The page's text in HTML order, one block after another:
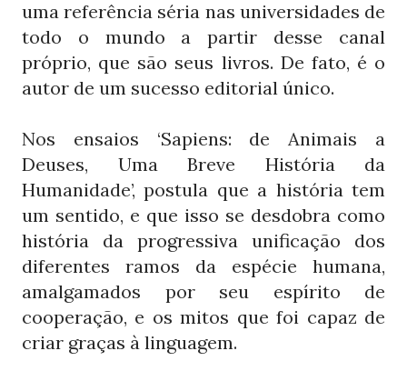
uma referência séria nas universidades de
todo o mundo a partir desse canal
próprio, que são seus livros. De fato, é o
autor de um sucesso editorial único.
Nos ensaios ‘Sapiens: de Animais a
Deuses, Uma Breve História da
Humanidade’, postula que a história tem
um sentido, e que isso se desdobra como
história da progressiva unificação dos
diferentes ramos da espécie humana,
amalgamados por seu espírito de
cooperação, e os mitos que foi capaz de
criar graças à linguagem.